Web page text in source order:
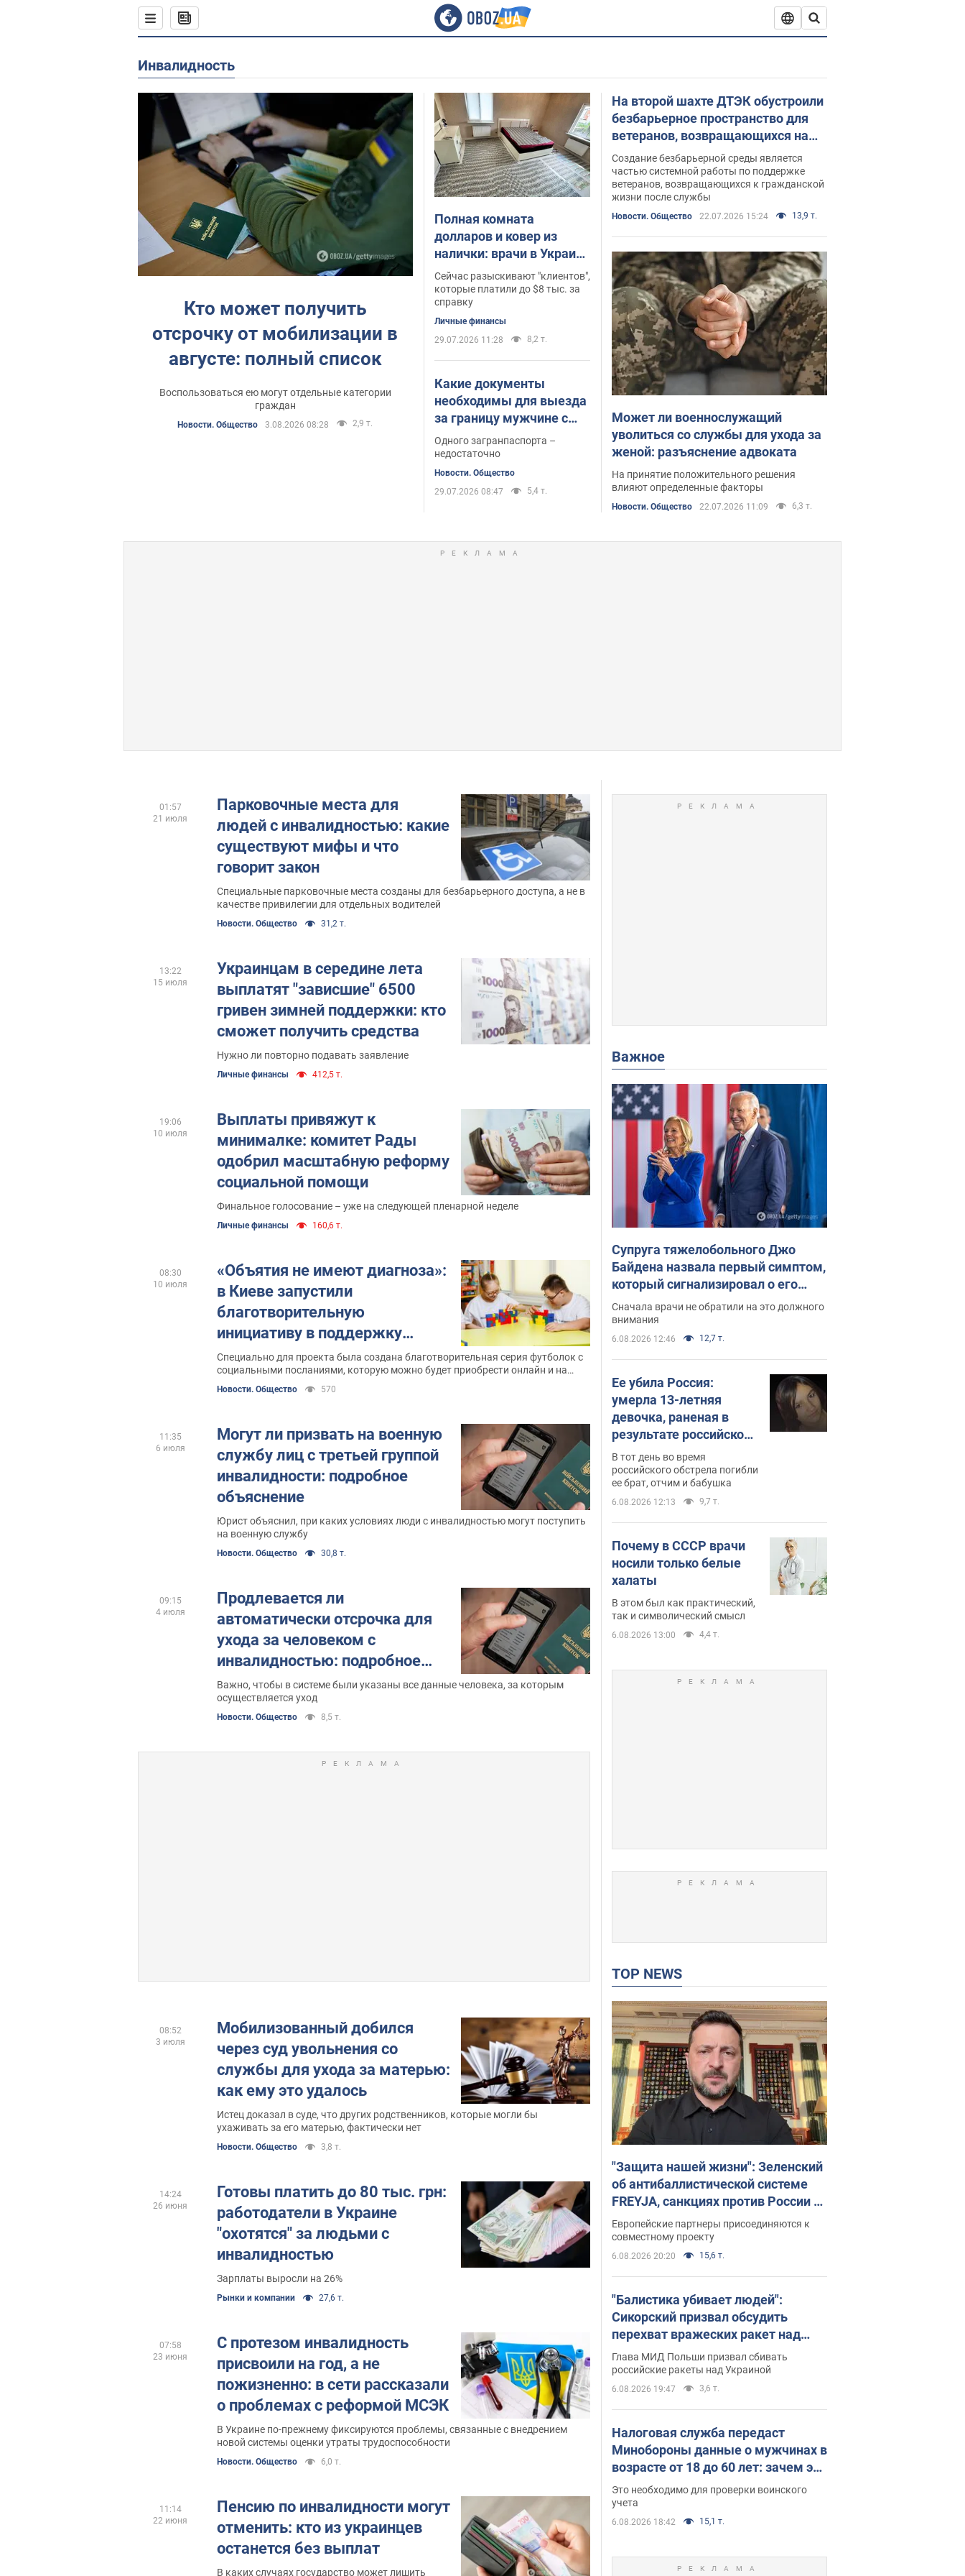
Инвалидность
Кто может получить
отсрочку от мобилизации в
августе: полный список
Воспользоваться ею могут отдельные категории
граждан
Новости. Общество 3.08.2026 08:28 2,9 т.
Полная комната
долларов и ковер из
налички: врачи в Украине
массово "продавали"
фейковые инвалидности
Сейчас разыскивают "клиентов",
которые платили до $8 тыс. за
справку
Личные финансы
29.07.2026 11:28
8,2 т.
Какие документы
необходимы для выезда
за границу мужчине с
третьей группой
инвалидности:
подробное объяснение
Одного загранпаспорта –
недостаточно
Новости. Общество
29.07.2026 08:47
5,4 т.
На второй шахте ДТЭК обустроили
безбарьерное пространство для
ветеранов, возвращающихся на
работу
Создание безбарьерной среды является
частью системной работы по поддержке
ветеранов, возвращающихся к гражданской
жизни после службы
Новости. Общество 22.07.2026 15:24 13,9 т.
Может ли военнослужащий
уволиться со службы для ухода за
женой: разъяснение адвоката
На принятие положительного решения
влияют определенные факторы
Новости. Общество 22.07.2026 11:09 6,3 т.
Парковочные места для
людей с инвалидностью: какие
существуют мифы и что
говорит закон
Специальные парковочные места созданы для безбарьерного доступа, а не в
качестве привилегии для отдельных водителей
Новости. Общество 31,2 т.
01:57
21 июля
Украинцам в середине лета
выплатят "зависшие" 6500
гривен зимней поддержки: кто
сможет получить средства
Нужно ли повторно подавать заявление
Личные финансы 412,5 т.
13:22
15 июля
Выплаты привяжут к
минималке: комитет Рады
одобрил масштабную реформу
социальной помощи
Финальное голосование – уже на следующей пленарной неделе
Личные финансы 160,6 т.
19:06
10 июля
«Объятия не имеют диагноза»:
в Киеве запустили
благотворительную
инициативу в поддержку
людей с инвалидностью
Специально для проекта была создана благотворительная серия футболок с
социальными посланиями, которую можно будет приобрести онлайн и на
Новости. Общество 570
08:30
10 июля
Могут ли призвать на военную
службу лиц с третьей группой
инвалидности: подробное
объяснение
Юрист объяснил, при каких условиях люди с инвалидностью могут поступить
на военную службу
Новости. Общество 30,8 т.
11:35
6 июля
Продлевается ли
автоматически отсрочка для
ухода за человеком с
инвалидностью: подробное
объяснение
Важно, чтобы в системе были указаны все данные человека, за которым
осуществляется уход
Новости. Общество 8,5 т.
09:15
4 июля
Мобилизованный добился
через суд увольнения со
службы для ухода за матерью:
как ему это удалось
Истец доказал в суде, что других родственников, которые могли бы
ухаживать за его матерью, фактически нет
Новости. Общество 3,8 т.
08:52
3 июля
Готовы платить до 80 тыс. грн:
работодатели в Украине
"охотятся" за людьми с
инвалидностью
Зарплаты выросли на 26%
Рынки и компании 27,6 т.
14:24
26 июня
С протезом инвалидность
присвоили на год, а не
пожизненно: в сети рассказали
о проблемах с реформой МСЭК
В Украине по-прежнему фиксируются проблемы, связанные с внедрением
новой системы оценки утраты трудоспособности
Новости. Общество 6,0 т.
07:58
23 июня
Пенсию по инвалидности могут
отменить: кто из украинцев
останется без выплат
В каких случаях государство может лишить
11:14
22 июня
Важное
Супруга тяжелобольного Джо
Байдена назвала первый симптом,
который сигнализировал о его
"агрессивном" раке
Сначала врачи не обратили на это должного
внимания
6.08.2026 12:46 12,7 т.
Ее убила Россия:
умерла 13-летняя
девочка, раненая в
результате российской
атаки на Сумскую
область. Фото
В тот день во время
российского обстрела погибли
ее брат, отчим и бабушка
6.08.2026 12:13 9,7 т.
Почему в СССР врачи
носили только белые
халаты
В этом был как практический,
так и символический смысл
6.08.2026 13:00 4,4 т.
TOP NEWS
"Защита нашей жизни": Зеленский
об антибаллистической системе
FREYJA, санкциях против России и
поддержке аграриев. Видео
Европейские партнеры присоединяются к
совместному проекту
6.08.2026 20:20 15,6 т.
"Балистика убивает людей":
Сикорский призвал обсудить
перехват вражеских ракет над
Украиной
Глава МИД Польши призвал сбивать
российские ракеты над Украиной
6.08.2026 19:47 3,6 т.
Налоговая служба передаст
Минобороны данные о мужчинах в
возрасте от 18 до 60 лет: зачем это
нужно
Это необходимо для проверки воинского
учета
6.08.2026 18:42 15,1 т.